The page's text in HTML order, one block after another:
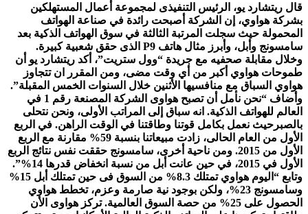
قال ريتشارد يو، الرئيس التنفيذى لمجموعة أعمال المستهلكين
بشركة هواوي، إن الشركة أصبحت رائدة في صناعة الهواتف
المحمولة حيث سجلت المرتبة الثالثة في سوق الهواتف الذكية بعد
سامسونج وأبل، وأبرز مثال هاتف P9 الذى حقق شعبية كبيرة.
وخلال مقابلة صحفيه مع جريدة “وول ستريت”، أكد ريتشارد يو أن
طموحات هواوي أكبر من أي وقت مضى، ومن المقرر ان تتجاوز
هواوي السباق مع منافسيها الأثنين خلال السنوات الخمس المقبلة”.
وأضاف “نحن نأمل أن تصبح هواوى الشركة المصنعة رقم 1 في
العالم للهواتف الذكية. انه سباق إلى المراتب الأولى، ونحن نتحلى
بالصبرحيث نعمل بكامل قوتنا وطاقتنا في الوقت الراهن. في الربع
الأول من العام الحالى، زادت مبيعاتنا بنسبة 59% مقارنة مع الربع
الأول من 2015. ومن ناحية أخرى، سامسونج حققت نفس نتائج الربع
الأول في 2015، في حين عانت أبل من نسبة انخفاض قدرها 14%”.
وتابع “اليوم هواوي تمتلك 8.3% من السوق فى حين تمتلك أبل 15%
وسامسونج 23%، ولكن بوجود نية صارمة وعزم، تخطط هواوي
الحصول على 25% من حصة السوق العالمية. تركز هواوى الأن